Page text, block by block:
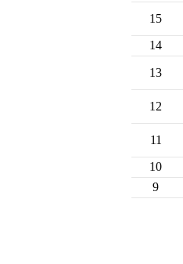
15
14
13
12
11
10
9